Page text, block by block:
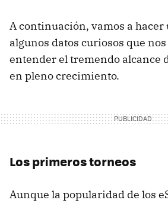
A continuación, vamos a hacer
algunos datos curiosos que
entender el tremendo alcance
en pleno crecimiento.
Los primeros torneos
Aunque la popularidad de los